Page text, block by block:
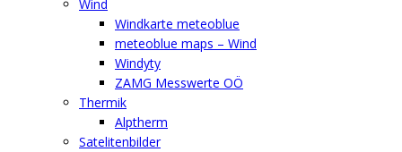
Wind
Windkarte meteoblue
meteoblue maps – Wind
Windyty
ZAMG Messwerte OÖ
Thermik
Alptherm
Satelitenbilder